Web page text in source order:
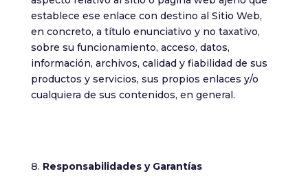
establece ese enlace con destino al Sitio Web,
en concreto, a título enunciativo y no taxativo,
sobre su funcionamiento, acceso, datos,
información, archivos, calidad y fiabilidad de sus
productos y servicios, sus propios enlaces y/o
cualquiera de sus contenidos, en general.
Responsabilidades y Garantías